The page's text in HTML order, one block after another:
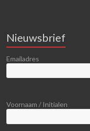
Nieuwsbrief
Emailadres
Voornaam / Initialen